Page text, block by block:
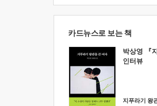
카드뉴스로 보는 책
박상영 『
인터뷰
지푸라기 왕